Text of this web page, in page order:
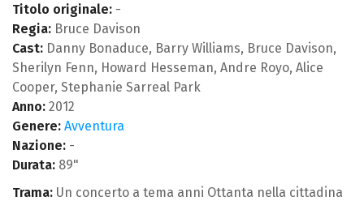
Titolo originale: -
Regia: Bruce Davison
Cast: Danny Bonaduce, Barry Williams, Bruce Davison,
Sherilyn Fenn, Howard Hesseman, Andre Royo, Alice
Cooper, Stephanie Sarreal Park
Anno: 2012
Genere: Avventura
Nazione: -
Durata: 89"
Trama: Un concerto a tema anni Ottanta nella cittadina